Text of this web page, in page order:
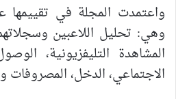
واعتمدت المجلة في تقييمها
وهي: تحليل اللاعبين
المشاهدة التليفزيونية،
الاجتماعي، الدخل، المصروفات